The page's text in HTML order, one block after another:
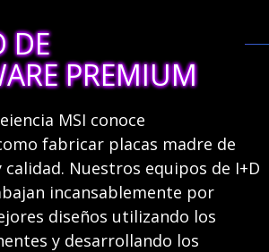
DE
PREMIUM
MSI conoce
fabricar placas madre de
Nuestros equipos de I+D
incansablemente por
diseños utilizando los
y desarrollando los